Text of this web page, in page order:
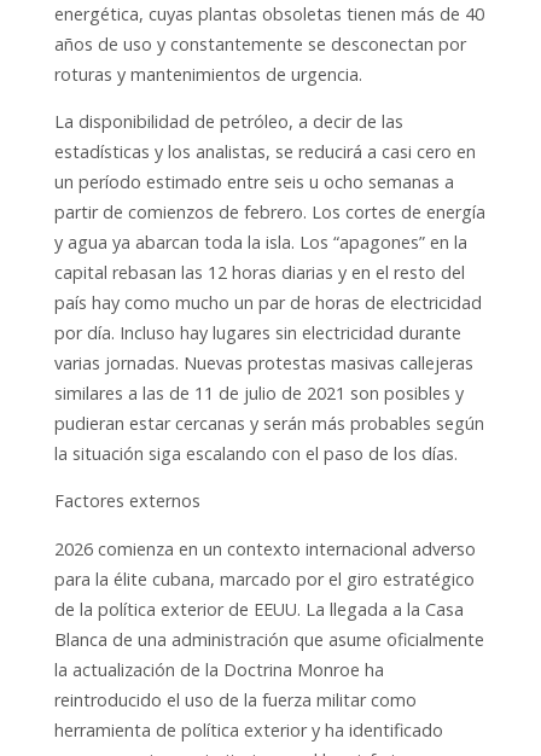
energética, cuyas plantas obsoletas tienen más de 40
años de uso y constantemente se desconectan por
roturas y mantenimientos de urgencia.
La disponibilidad de petróleo, a decir de las
estadísticas y los analistas, se reducirá a casi cero en
un período estimado entre seis u ocho semanas a
partir de comienzos de febrero. Los cortes de energía
y agua ya abarcan toda la isla. Los “apagones” en la
capital rebasan las 12 horas diarias y en el resto del
país hay como mucho un par de horas de electricidad
por día. Incluso hay lugares sin electricidad durante
varias jornadas. Nuevas protestas masivas callejeras
similares a las de 11 de julio de 2021 son posibles y
pudieran estar cercanas y serán más probables según
la situación siga escalando con el paso de los días.
Factores externos
2026 comienza en un contexto internacional adverso
para la élite cubana, marcado por el giro estratégico
de la política exterior de EEUU. La llegada a la Casa
Blanca de una administración que asume oficialmente
la actualización de la Doctrina Monroe ha
reintroducido el uso de la fuerza militar como
herramienta de política exterior y ha identificado